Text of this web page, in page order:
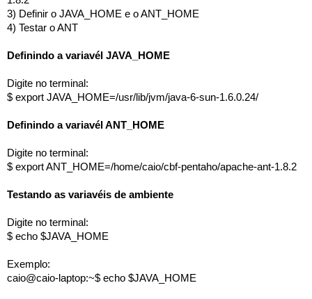
3) Definir o JAVA_HOME e o ANT_HOME
4) Testar o ANT
Definindo a variavél JAVA_HOME
Digite no terminal:
$ export JAVA_HOME=/usr/lib/jvm/java-6-sun-1.6.0.24/
Definindo a variavél ANT_HOME
Digite no terminal:
$ export ANT_HOME=/home/caio/cbf-pentaho/apache-ant-1.8.2
Testando as variavéis de ambiente
Digite no terminal:
$ echo $JAVA_HOME
Exemplo:
caio@caio-laptop:~$ echo $JAVA_HOME